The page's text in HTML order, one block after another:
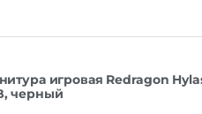
игровая Redragon
черный